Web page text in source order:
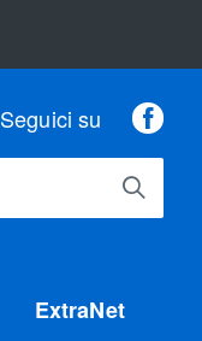
Seguici su
ExtraNet